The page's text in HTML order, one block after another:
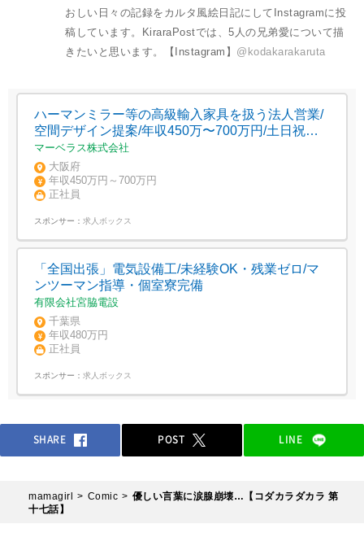
おしい日々の記録をカルタ風絵日記にしてInstagramに投
稿しています。KiraraPostでは、5人の兄弟愛について描
きたいと思います。【Instagram】 @kodakarakaruta
ハーマンミラー等の高級輸入家具を扱う法人営業/
空間デザイン提案/年収450万〜700万円/土日祝休
み
マーベラス株式会社
大阪府
年収450万円～700万円
正社員
スポンサー： 求人ボックス
「全国出張」電気設備工/未経験OK・残業ゼロ/マ
ンツーマン指導・個室寮完備
有限会社宮脇電設
千葉県
年収480万円
正社員
スポンサー： 求人ボックス
SHARE POST LINE
mamagirl Comic
優しい言葉に涙腺崩壊…【コダカラダカラ 第
十七話】